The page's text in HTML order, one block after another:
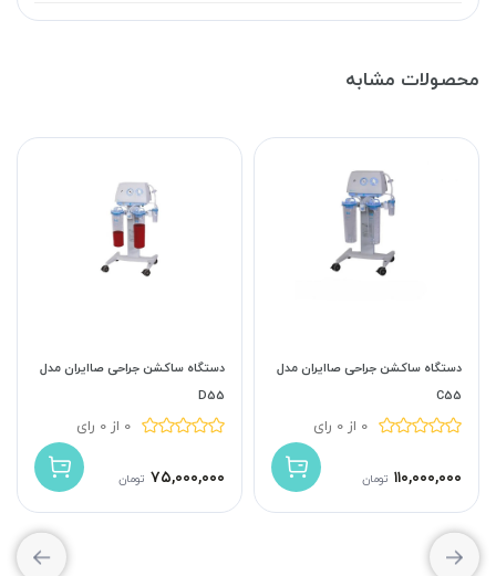
محصولات مشابه
دستگاه ساکشن جراحی صاایران مدل
C55
0 از 0 رای
۱۱۰,۰۰۰,۰۰۰ تومان
دستگاه ساکشن جراحی صاایران مدل
D55
0 از 0 رای
۷۵,۰۰۰,۰۰۰ تومان